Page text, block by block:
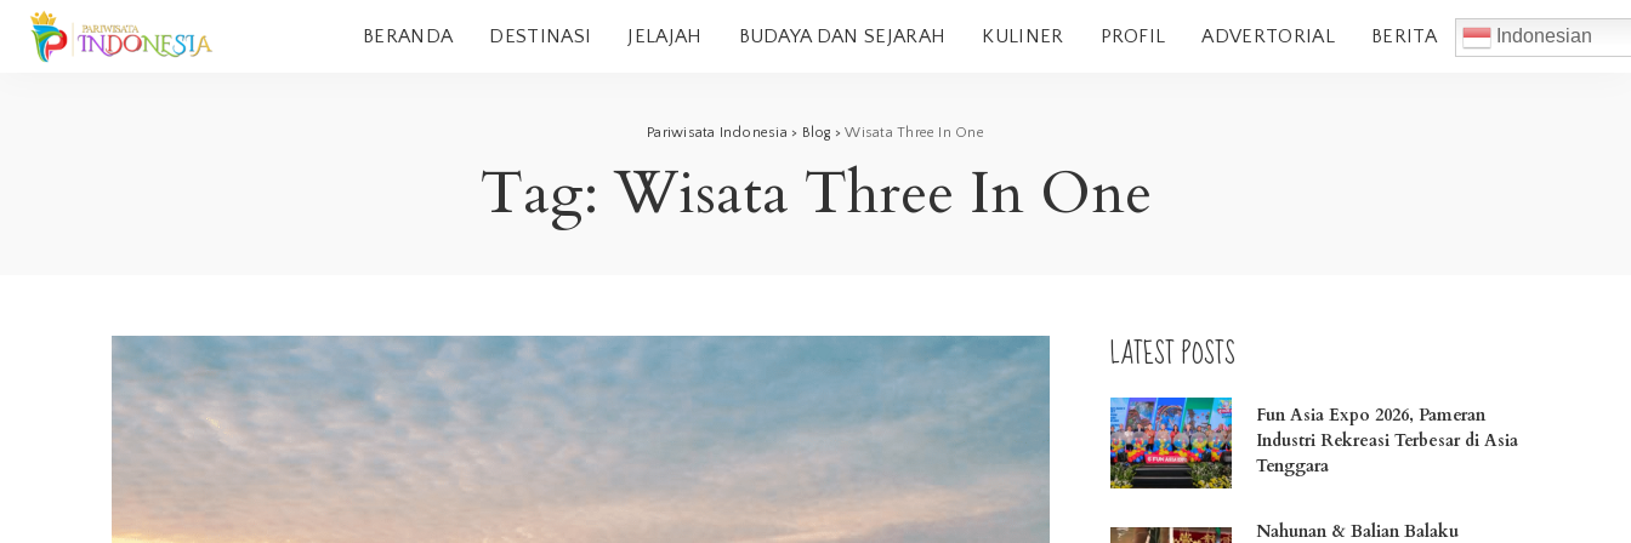
BERANDA DESTINASI JELAJAH BUDAYA DAN SEJARAH KULINER PROFIL ADVERTORIAL BERITA Indonesian
Pariwisata Indonesia > Blog >Wisata Three In One
Tag:Wisata Three In One
LATEST POSTS
Fun Asia Expo 2026, Pameran
Industri Rekreasi Terbesar di Asia
Tenggara
Nahunan & Balian Balaku